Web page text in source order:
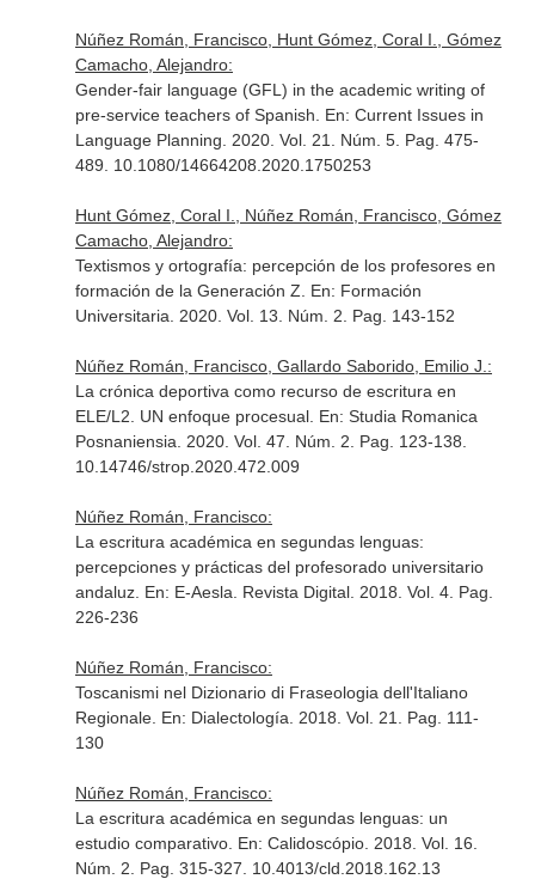
Núñez Román, Francisco, Hunt Gómez, Coral I., Gómez
Camacho, Alejandro:
Gender-fair language (GFL) in the academic writing of
pre-service teachers of Spanish. En: Current Issues in
Language Planning . 2020. Vol. 21. Núm. 5. Pag. 475-
489. 10.1080/14664208.2020.1750253
Hunt Gómez, Coral I., Núñez Román, Francisco, Gómez
Camacho, Alejandro:
Textismos y ortografía: percepción de los profesores en
formación de la Generación Z. En: Formación
Universitaria . 2020. Vol. 13. Núm. 2. Pag. 143-152
Núñez Román, Francisco, Gallardo Saborido, Emilio J.:
La crónica deportiva como recurso de escritura en
ELE/L2. UN enfoque procesual. En: Studia Romanica
Posnaniensia . 2020. Vol. 47. Núm. 2. Pag. 123-138.
10.14746/strop.2020.472.009
Núñez Román, Francisco:
La escritura académica en segundas lenguas:
percepciones y prácticas del profesorado universitario
andaluz. En: E-Aesla. Revista Digital. 2018. Vol. 4. Pag.
226-236
Núñez Román, Francisco:
Toscanismi nel Dizionario di Fraseologia dell'Italiano
Regionale. En: Dialectología . 2018. Vol. 21. Pag. 111-
130
Núñez Román, Francisco:
La escritura académica en segundas lenguas: un
estudio comparativo. En: Calidoscópio. 2018. Vol. 16.
Núm. 2. Pag. 315-327. 10.4013/cld.2018.162.13